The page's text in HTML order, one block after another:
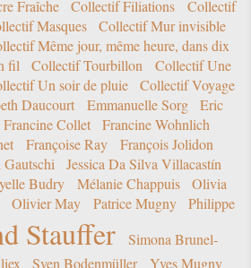
Fraîche Collectif Filiations
Collectif
Masques
Collectif Mur invisible
Même jour, même heure, dans dix
fil Collectif Tourbillon
Collectif Une
Un soir de pluie
Collectif Voyage
Daucourt Emmanuelle Sorg
Eric
Francine Collet
Francine Wohnlich
Françoise Ray
François Jolidon
Jessica Da Silva Villacastín
Budry Mélanie Chappuis
Olivia
Olivier May Patrice Mugny
Philippe
Stauffer
Simona Brunel-
Sven Bodenmüller Yves Mugny